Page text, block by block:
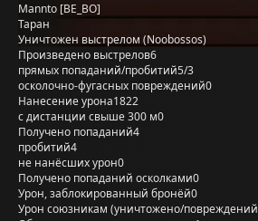
Mannto [BE_BO]
Таран
Уничтожен выстрелом (Noobossos)
Произведено выстрелов6
прямых попаданий/пробитий5/3
осколочно-фугасных повреждений0
Нанесение урона1822
с дистанции свыше 300 м0
Получено попаданий4
пробитий4
не нанёсших урон0
Получено попаданий осколками0
Урон, заблокированный бронёй0
Урон союзникам (уничтожено/